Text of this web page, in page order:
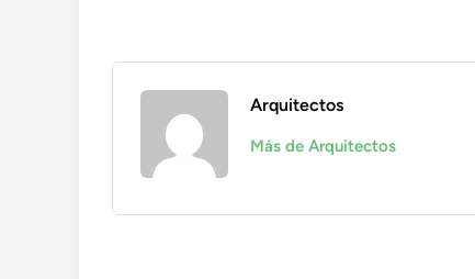
Arquitectos
Más de Arquitectos